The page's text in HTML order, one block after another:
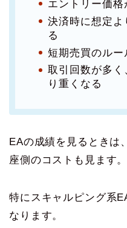
エントリー価格
決済時に想定
る
短期売買のルー
取引回数が多く
り重くなる
EAの成績を見るときは
座側のコストも見ます。
特にスキャルピング系
なります。